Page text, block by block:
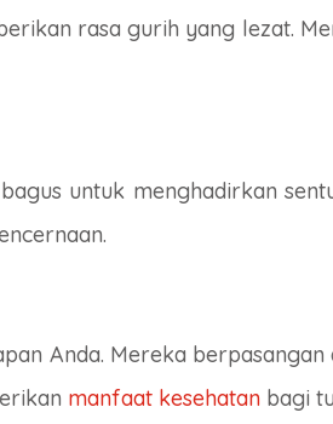
rasa gurih yang lezat.
untuk menghadirkan
Anda. Mereka
manfaat kesehatan bagi